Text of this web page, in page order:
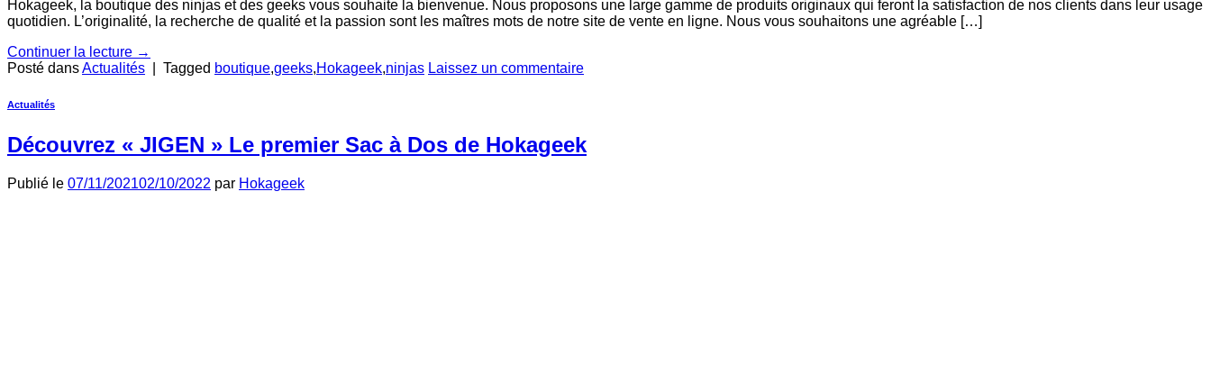
Hokageek, la boutique des ninjas et des geeks vous souhaite la bienvenue. Nous proposons une large gamme de produits originaux qui feront la satisfaction de nos clients dans leur usage
quotidien. L’originalité, la recherche de qualité et la passion sont les maîtres mots de notre site de vente en ligne. Nous vous souhaitons une agréable […]
Continuer la lecture →
Posté dansActualités Tagged boutique,geeks,Hokageek,ninjas Laissez un commentaire
Actualités
Découvrez « JIGEN » Le premier Sac à Dos de Hokageek
Publié le 07/11/202102/10/2022 par Hokageek